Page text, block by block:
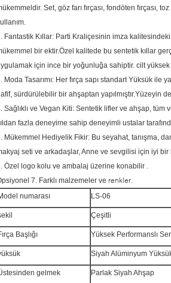
Set, göz farı fırçası, fondöten fırçası,
Fantastik Kıllar: Parti Kraliçesinin imza
bir ektir.Özel kalitede bu sentetik kıllar
için ince bir yoğunluğa sahiptir. cilt
Moda Tasarımı: Her fırça sapı standart Yüksük ile
sürdürülebilir bir ahşaptan yapılmıştır.Yüzeyin
Sağlıklı ve Vegan Kiti: Sentetik lifler ve ahşap, tüm
fazla deneyime sahip deneyimli ustalar
Mükemmel Hediyelik Fikir: Bu seyahat, tanışma,
seti ve arkadaşlar, Anne ve sevgilisi için iyi bir
Özel logo kolu ve ambalaj üzerine konabilir .
7. Farklı malzemeler ve renkler.
numarası LS-06
Çeşitli
Başlığı Yüksek Performanslı
Siyah Alüminyum
gelmek Parlak Siyah Ahşap